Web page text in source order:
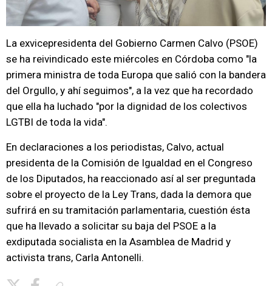
La exvicepresidenta del Gobierno Carmen Calvo (PSOE)
se ha reivindicado este miércoles en Córdoba como "la
primera ministra de toda Europa que salió con la bandera
del Orgullo, y ahí seguimos", a la vez que ha recordado
que ella ha luchado "por la dignidad de los colectivos
LGTBI de toda la vida".
En declaraciones a los periodistas, Calvo, actual
presidenta de la Comisión de Igualdad en el Congreso
de los Diputados, ha reaccionado así al ser preguntada
sobre el proyecto de la Ley Trans, dada la demora que
sufrirá en su tramitación parlamentaria, cuestión ésta
que ha llevado a solicitar su baja del PSOE a la
exdiputada socialista en la Asamblea de Madrid y
activista trans, Carla Antonelli.